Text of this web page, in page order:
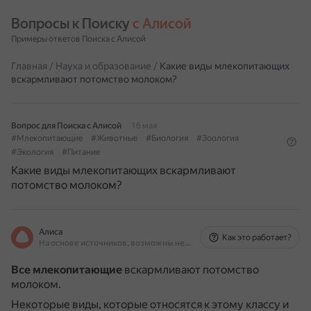
Вопросы к Поиску с Алисой
Примеры ответов Поиска с Алисой
Главная / Наука и образование / Какие виды млекопитающих
вскармливают потомство молоком?
Вопрос для Поиска с Алисой
16 мая
#Млекопитающие
#Животные #Биология
#Зоология
#Экология
#Питание
Какие виды млекопитающих вскармливают
потомство молоком?
Алиса
На основе источников, возможны неточности
Как это работает?
Все млекопитающие вскармливают потомство
молоком.
Некоторые виды, которые относятся к этому классу и